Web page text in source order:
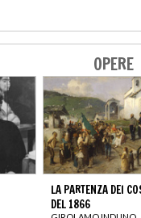
OPERE
LA PARTENZA DEI
DEL 1866